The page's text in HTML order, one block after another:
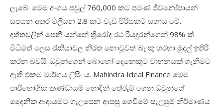
ලැබේ. මෙම අංශය පවුල් 760,000 කට පමණ ජීවනෝපායන්
සපයන අතර මිලියන 2.8 කට වැඩි පිරිසකට සහාය වේ.
දත්තවලින් පෙනී යන්නේ ත්‍රිරෝද රථ රියදුරන්ගෙන් 98% ක්
විධිමත් ලෙස රැකියාවල නිරත නොවූවත් බැංකු හරහා මුදල් ඉතිරි
කරන බවයි. ඔවුන්ගෙන් බොහෝ දෙනෙකුට වාහනයක් ගැනීමට
ඇති එකම මාර්ගය ලීසිං ය. Mahindra Ideal Finance මෙම
පාරිභෝගික කණ්ඩායම හොඳින් තේරුම් ගෙන ඔවුන්ගේ
දෛනික ආදායමට ගැලපෙන ආපසු ගෙවීමේ සැලසුම් නිර්මාණය